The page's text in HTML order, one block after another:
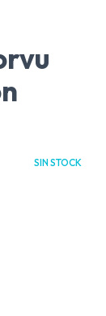
SIN STOCK